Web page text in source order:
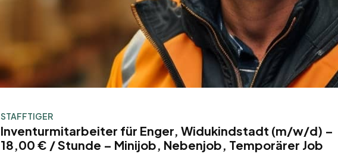
STAFFTIGER
Inventurmitarbeiter für Enger, Widukindstadt (m/w/d) –
18,00 € / Stunde – Minijob, Nebenjob, Temporärer Job